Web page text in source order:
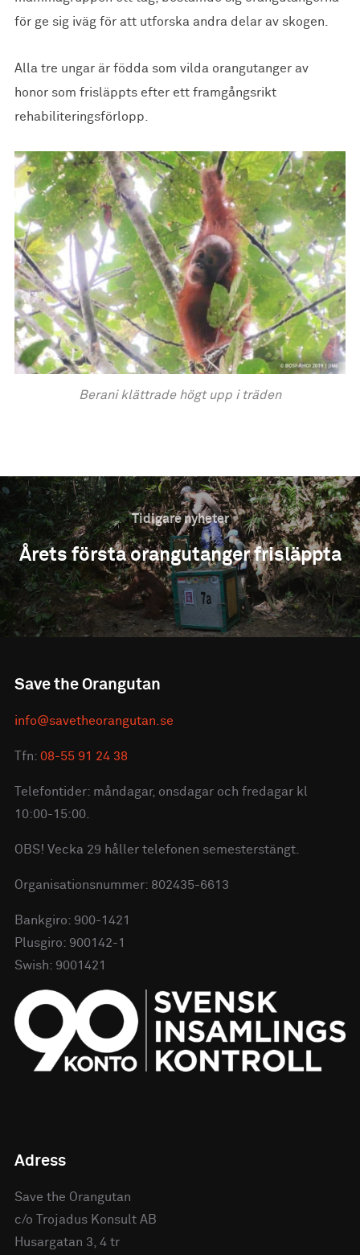
för ge sig iväg för att utforska andra delar av skogen.
Alla tre ungar är födda som vilda orangutanger av
honor som frisläppts efter ett framgångsrikt
rehabiliteringsförlopp.
Berani klättrade högt upp i träden
Tidigare nyheter
Årets första orangutanger frisläppta
Save the Orangutan
info@savetheorangutan.se
Tfn: 08-55 91 24 38
Telefontider: måndagar, onsdagar och fredagar kl
10:00-15:00.
OBS! Vecka 29 håller telefonen semesterstängt.
Organisationsnummer: 802435-6613
Bankgiro: 900-1421
Plusgiro: 900142-1
Swish: 9001421
Adress
Save the Orangutan
c/o Trojadus Konsult AB
Husargatan 3, 4 tr